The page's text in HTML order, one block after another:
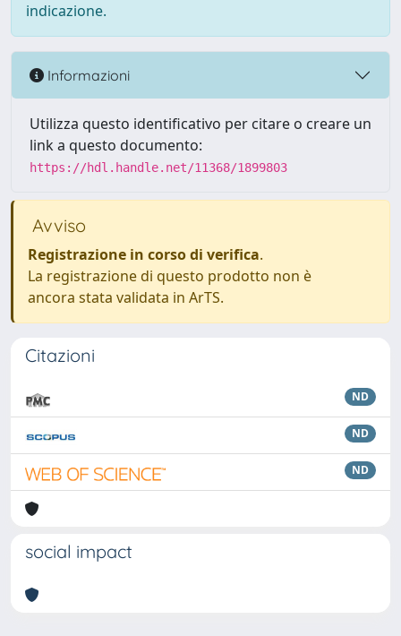
indicazione.
Informazioni
Utilizza questo identificativo per citare o creare un
link a questo documento:
https://hdl.handle.net/11368/1899803
Avviso
Registrazione in corso di verifica.
La registrazione di questo prodotto non è
ancora stata validata in ArTS.
Citazioni
ND
ND
ND
social impact